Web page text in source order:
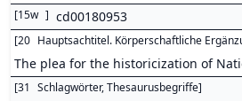
[15w ] cd00180953
[20 Hauptsachtitel. Körperschaftliche
The plea for the historicization of
[31 Schlagwörter, Thesaurusbegriffe]